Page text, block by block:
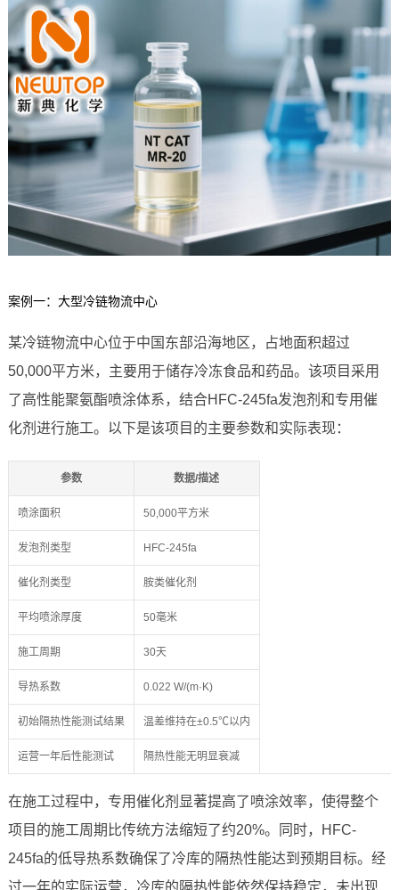
案例一：大型冷链物流中心
某冷链物流中心位于中国东部沿海地区，占地面积超过
50,000平方米，主要用于储存冷冻食品和药品。该项目采用
了高性能聚氨酯喷涂体系，结合HFC-245fa发泡剂和专用催
化剂进行施工。以下是该项目的主要参数和实际表现：
参数 数据/描述
喷涂面积 50,000平方米
发泡剂类型 HFC-245fa
催化剂类型 胺类催化剂
平均喷涂厚度 50毫米
施工周期 30天
导热系数 0.022 W/(m·K)
初始隔热性能测试结果 温差维持在±0.5℃以内
运营一年后性能测试 隔热性能无明显衰减
在施工过程中，专用催化剂显著提高了喷涂效率，使得整个
项目的施工周期比传统方法缩短了约20%。同时，HFC-
245fa的低导热系数确保了冷库的隔热性能达到预期目标。经
过一年的实际运营，冷库的隔热性能依然保持稳定，未出现